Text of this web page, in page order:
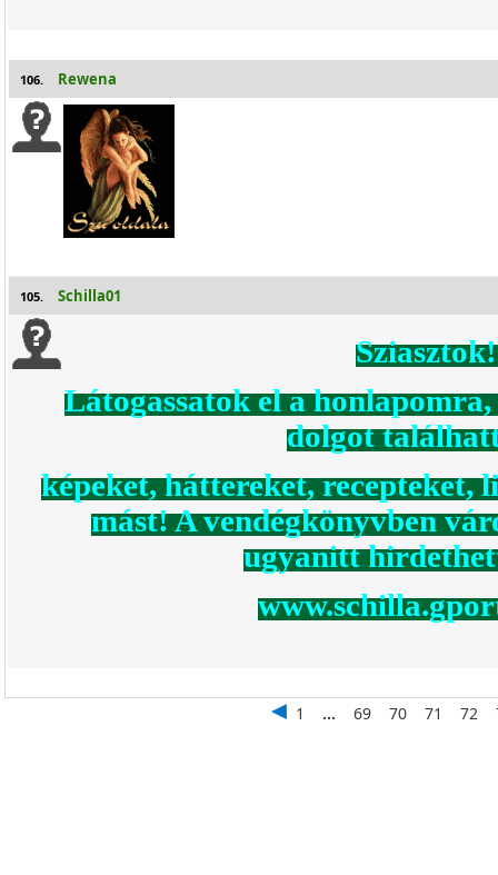
106. Rewena
105. Schilla01
Látogassatok el a honlapomra,
dolgot
képeket, háttereket, recepteket,
mást! A vendégkönyvben
ugyanitt
1 ... 69 70 71 72